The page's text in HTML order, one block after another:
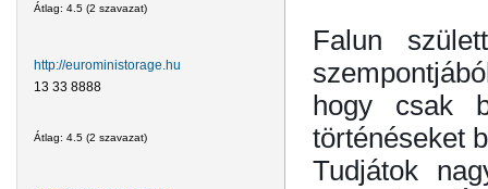
Átlag: 4.5 (2 szavazat)
http://euroministorage.hu
13 33 8888
Átlag: 4.5 (2 szavazat)
Falun
hogy csak
történéseket
Tudjátok